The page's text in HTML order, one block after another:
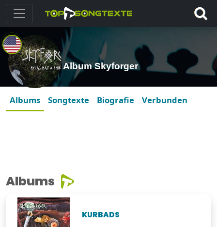
Album Skyforger
Albums Songtexte Biografie Verbunden
Albums
KURBADS